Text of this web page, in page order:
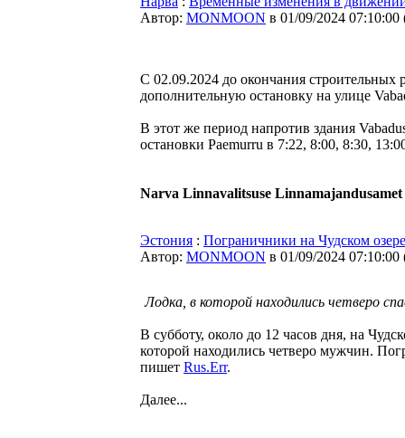
Автор: MONMOON в 01/09/2024 07:10:00
С 02.09.2024 до окончания строительных
дополнительную остановку на улице
В этот же период напротив здания
остановки Paemurru в 7:22, 8:00, 8:30,
Narva Linnavalitsuse Linnamajandusamet
Эстония : Пограничники на Чудском
Автор: MONMOON в 01/09/2024 07:10:00
Лодка, в которой находились четверо
В субботу, около до 12 часов дня, на
которой находились четверо мужчин.
пишет Rus.Err.
Далее...